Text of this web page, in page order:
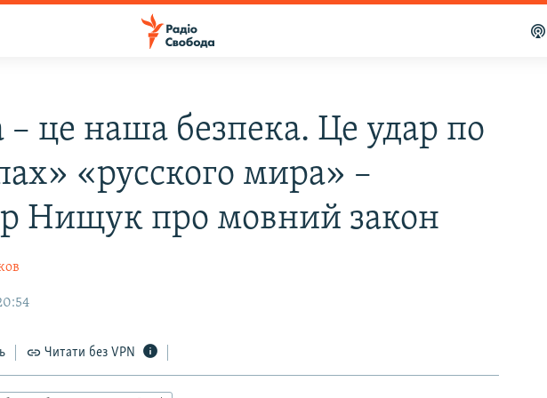
це наша безпека. Це удар по
«русского мира» –
Нищук про мовний закон
Читати без VPN